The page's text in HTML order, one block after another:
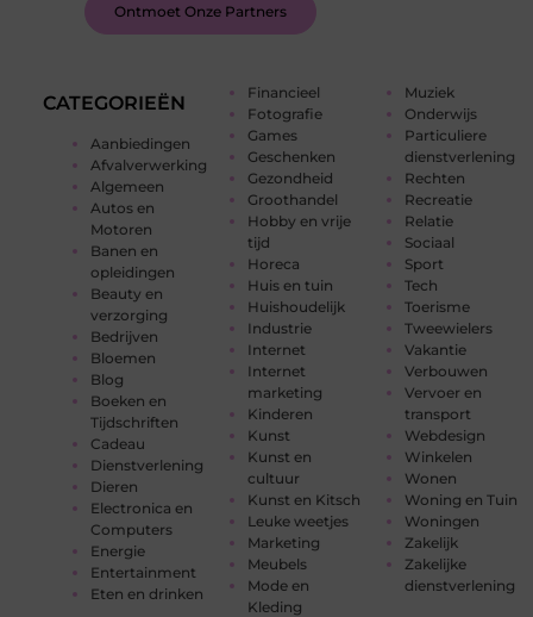
CATEGORIEËN
Aanbiedingen
Afvalverwerking
Algemeen
Autos en
Motoren
Banen en
opleidingen
Beauty en
verzorging
Bedrijven
Bloemen
Blog
Boeken en
Tijdschriften
Cadeau
Dienstverlening
Dieren
Electronica en
Computers
Energie
Entertainment
Eten en drinken
Financieel
Fotografie
Games
Geschenken
Gezondheid
Groothandel
Hobby en vrije
tijd
Horeca
Huis en tuin
Huishoudelijk
Industrie
Internet
Internet
marketing
Kinderen
Kunst
Kunst en
cultuur
Kunst en Kitsch
Leuke weetjes
Marketing
Meubels
Mode en
Kleding
Muziek
Onderwijs
Particuliere
dienstverlening
Rechten
Recreatie
Relatie
Sociaal
Sport
Tech
Toerisme
Tweewielers
Vakantie
Verbouwen
Vervoer en
transport
Webdesign
Winkelen
Wonen
Woning en Tuin
Woningen
Zakelijk
Zakelijke
dienstverlening
Ontmoet Onze Partners